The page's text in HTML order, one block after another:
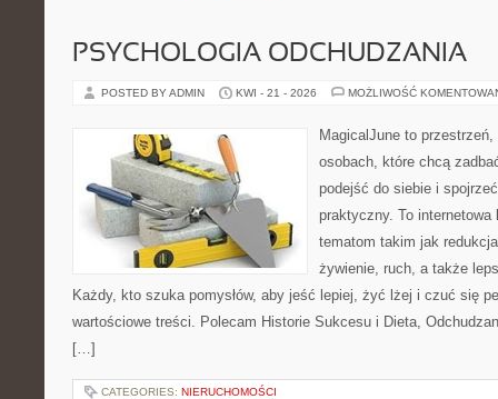
PSYCHOLOGIA ODCHUDZANIA
POSTED BY ADMIN KWI - 21 - 2026 MOŻLIWOŚĆ
MagicalJune to
osobach, które chcą
podejść do siebie i
praktyczny. To
tematom takim jak
żywienie, ruch, a także
Każdy, kto szuka pomysłów, aby jeść lepiej, żyć lżej i czuć się
wartościowe treści. Polecam Historie Sukcesu i Dieta,
[…]
CATEGORIES: NIERUCHOMOŚCI